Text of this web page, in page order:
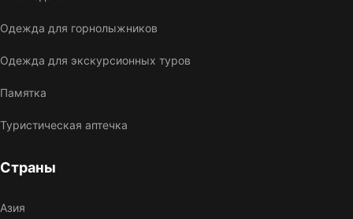
Одежда для горнолыжников
Одежда для экскурсионных туров
Памятка
Туристическая аптечка
Страны
Азия